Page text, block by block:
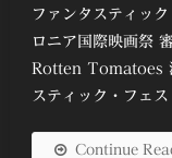
ファンタスティッ
ロニア国際映画祭
Rotten Tomatoes
スティック・フェ
Continue